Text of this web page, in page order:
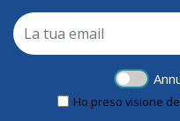
Ho preso visione